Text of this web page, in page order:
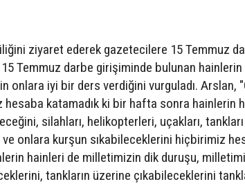
ziyaret ederek gazetecilere 15 Temmuz
Temmuz darbe girişiminde bulunan
onlara iyi bir ders verdiğini vurguladı.
hesaba katamadık ki bir hafta sonra hainlerin
silahları, helikopterleri, uçakları,
onlara kurşun sıkabileceklerini hiçbirimiz
hainleri de milletimizin dik duruşu,
tankların üzerine çıkabileceklerini